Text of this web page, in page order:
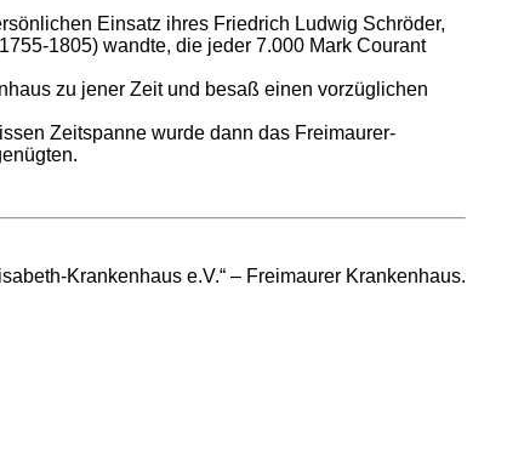
Einsatz ihres Friedrich Ludwig Schröder,
1805) wandte, die jeder 7.000 Mark Courant
zu jener Zeit und besaß einen vorzüglichen
Zeitspanne wurde dann das Freimaurer-
Krankenhaus e.V.“ – Freimaurer Krankenhaus.